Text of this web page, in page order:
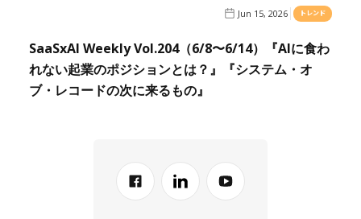
Jun 15, 2026 トレンド
SaaSxAI Weekly Vol.204（6/8〜6/14）『AIに食わ
れない起業のポジションとは？』『システム・オ
ブ・レコードの次に来るもの』